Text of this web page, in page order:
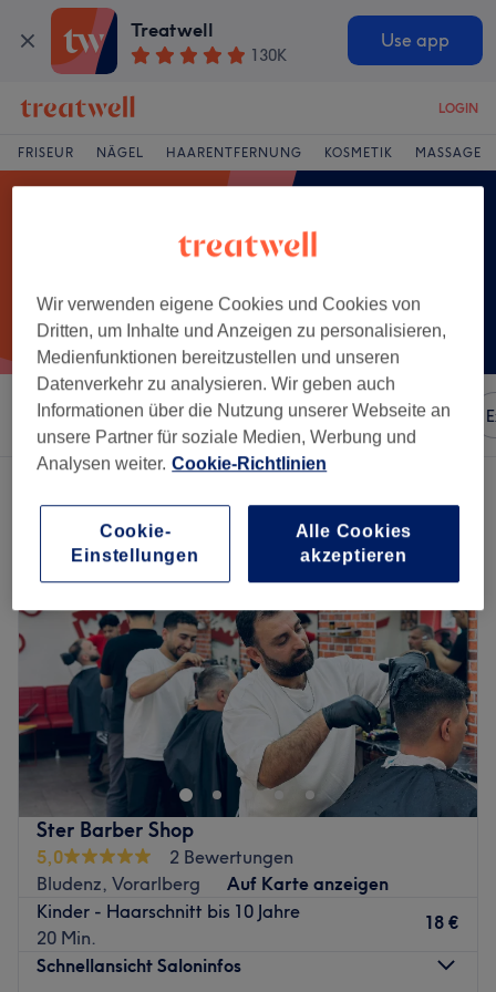
Treatwell
130K
Use app
LOGIN
FRISEUR NÄGEL HAARENTFERNUNG KOSMETIK MASSAGE
Sortieren nach Besonderheiten Marken Salons
Ster Barber Shop
5,0
2 Bewertungen
Bludenz, Vorarlberg
Auf Karte anzeigen
Kinder - Haarschnitt bis 10 Jahre
20 Min.
18 €
Schnellansicht Saloninfos
Wir verwenden eigene Cookies und Cookies von
Dritten, um Inhalte und Anzeigen zu personalisieren,
Medienfunktionen bereitzustellen und unseren
Datenverkehr zu analysieren. Wir geben auch
Informationen über die Nutzung unserer Webseite an
unsere Partner für soziale Medien, Werbung und
Analysen weiter. Cookie-Richtlinien
Alle Cookies
akzeptieren
Cookie-
Einstellungen